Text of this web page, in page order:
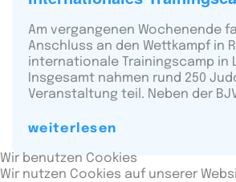
Am vergangenen Wochenende
Anschluss an den Wettkampf in
internationale Trainingscamp in
Insgesamt nahmen rund 250
Veranstaltung teil. Neben der
weiterlesen
Wir benutzen Cookies
Wir nutzen Cookies auf unserer